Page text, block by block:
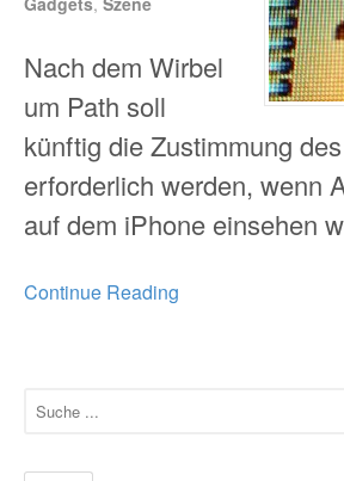
Nach dem Wirbel
um Path soll
künftig die Zustimmung
erforderlich werden, wenn
auf dem iPhone einsehen
Continue Reading